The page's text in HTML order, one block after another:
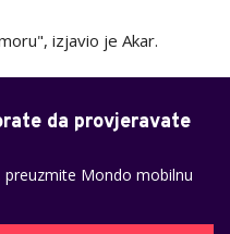
izjavio je Akar.
da provjeravate
Mondo mobilnu